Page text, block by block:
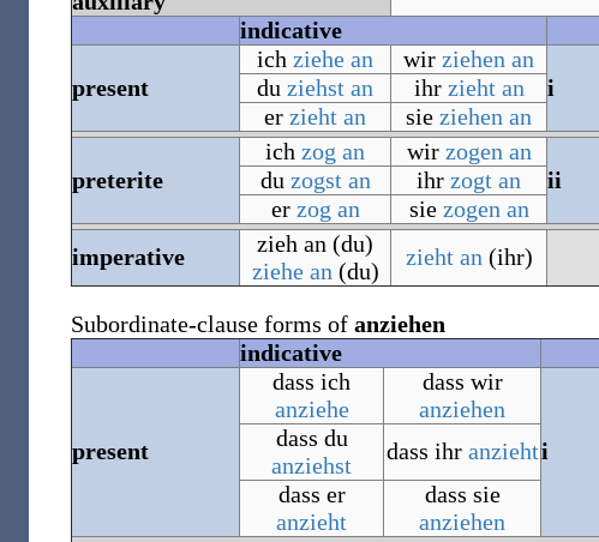
indicative
present
ich ziehe an wir ziehen an
i
du ziehst an ihr zieht an
er zieht an sie ziehen an
preterite
ich zog an wir zogen an
ii
du zogst an ihr zogt an
er zog an sie zogen an
imperative
zieh an (du)
ziehe an (du)
zieht an (ihr)
Subordinate-clause forms of anziehen
indicative
present
dass ich
anziehe
dass wir
anziehen
i
dass du
anziehst
dass ihr anzieht
dass er
anzieht
dass sie
anziehen